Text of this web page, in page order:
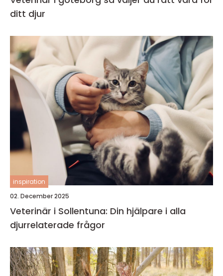
ditt djur
inspiration
02. December 2025
Veterinär i Sollentuna: Din hjälpare i alla
djurrelaterade frågor